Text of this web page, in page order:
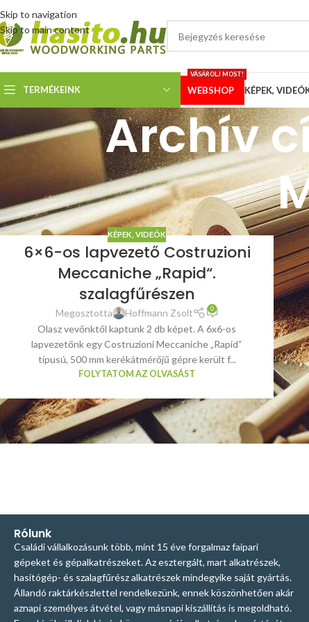
Skip to navigation
Skip to main content
TERMÉKEINK WEBSHOP
VÁSÁROLJ MOST!
KÉPEK,
Archív
KÉPEK, VIDEÓK
6×6-os lapvezető Costruzioni
Meccaniche „Rapid“.
szalagfűrészen
Megosztotta Hoffmann Zsolt 0
Olasz vevőnktől kaptunk 2 db képet. A 6x6-os
lapvezetőnk egy Costruzioni Meccaniche „Rapid“
típusú, 500 mm kerékátmérőjű gépre került f...
FOLYTATOM AZ OLVASÁST
Rólunk
Családi vállalkozásunk több, mint 15 éve forgalmaz faipari
gépeket és gépalkatrészeket. Az esztergált, mart alkatrészek,
hasítógép- és szalagfűrész alkatrészek mindegyike saját gyártás.
Állandó raktárkészlettel rendelkezünk, ennek köszönhetően akár
aznapi személyes átvétel, vagy másnapi kiszállítás is megoldható.